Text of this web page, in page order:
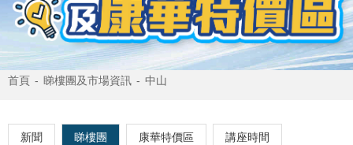
首頁 - 睇樓團及市場資訊 - 中山
新聞 睇樓團 康華特價區 講座時間